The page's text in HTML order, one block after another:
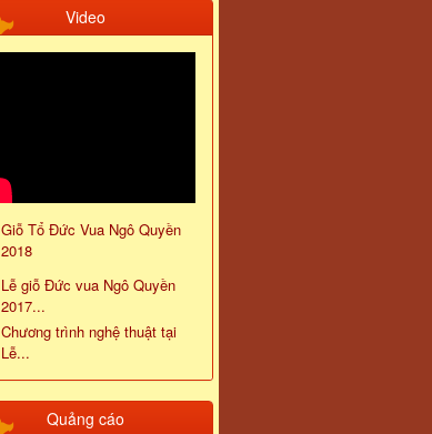
Video
Giỗ Tổ Đức Vua Ngô Quyền
2018
Lễ giỗ Đức vua Ngô Quyền
2017...
Chương trình nghệ thuật tại
Lễ...
Quảng cáo